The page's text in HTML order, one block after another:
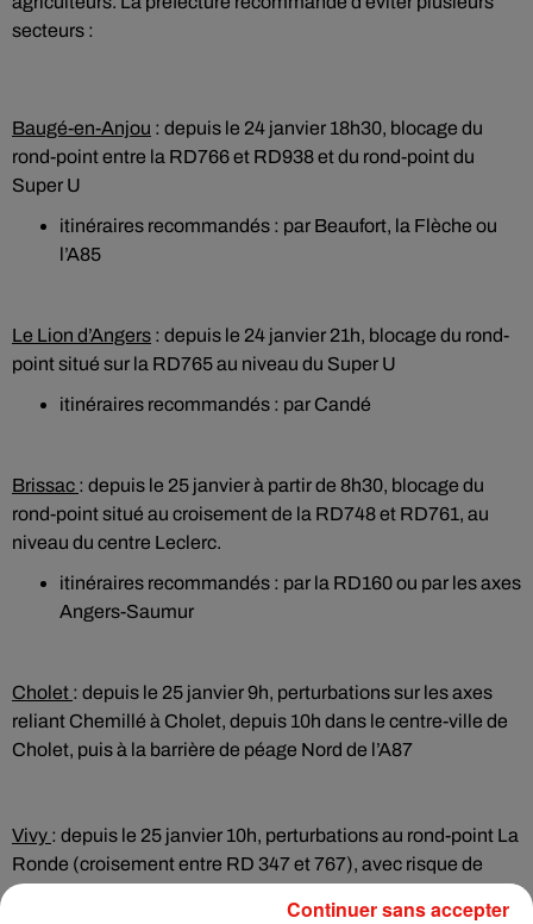
secteurs :
Baugé-en-Anjou : depuis le 24 janvier 18h30, blocage du
rond-point entre la RD766 et RD938 et du rond-point du
Super U
itinéraires recommandés : par Beaufort, la Flèche ou
l’A85
Le Lion d’Angers : depuis le 24 janvier 21h, blocage du rond-
point situé sur la RD765 au niveau du Super U
itinéraires recommandés : par Candé
Brissac : depuis le 25 janvier à partir de 8h30, blocage du
rond-point situé au croisement de la RD748 et RD761, au
niveau du centre Leclerc.
itinéraires recommandés : par la RD160 ou par les axes
Angers-Saumur
Cholet : depuis le 25 janvier 9h, perturbations sur les axes
reliant Chemillé à Cholet, depuis 10h dans le centre-ville de
Cholet, puis à la barrière de péage Nord de l’A87
Vivy : depuis le 25 janvier 10h, perturbations au rond-point La
Ronde (croisement entre RD 347 et 767), avec risque de
perturbation de l’entrée/sortie n°3 sur l’A85 (Vivy-Saumur)
Continuer sans accepter